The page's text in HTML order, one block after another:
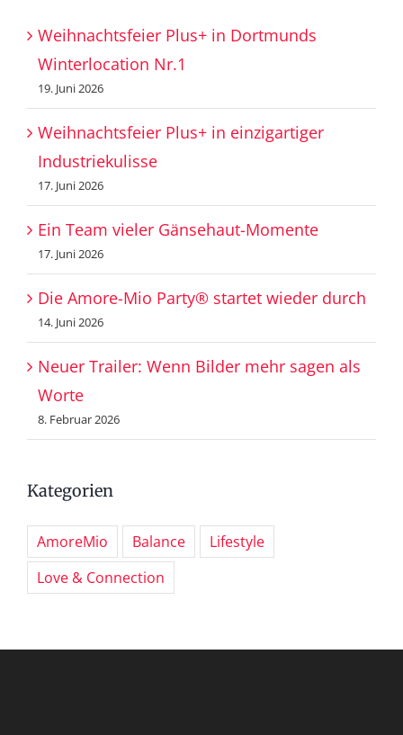
Weihnachtsfeier Plus+ in Dortmunds
Winterlocation Nr.1
19. Juni 2026
Weihnachtsfeier Plus+ in einzigartiger
Industriekulisse
17. Juni 2026
Ein Team vieler Gänsehaut-Momente
17. Juni 2026
Die Amore-Mio Party® startet wieder durch
14. Juni 2026
Neuer Trailer: Wenn Bilder mehr sagen als
Worte
8. Februar 2026
Kategorien
AmoreMio Balance
Lifestyle
Love & Connection